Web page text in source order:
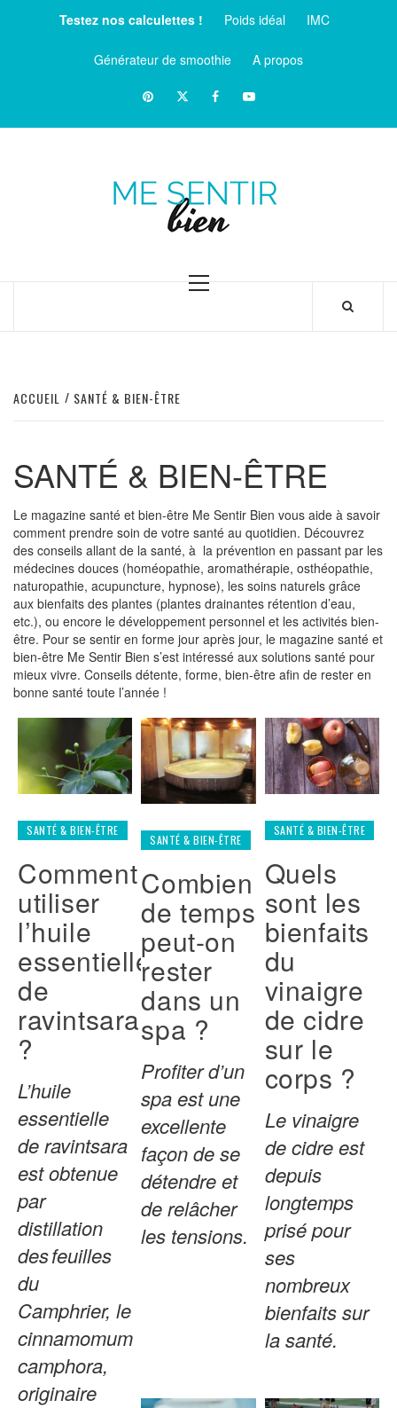
Testez nos calculettes ! Poids idéal IMC
Générateur de smoothie
A propos
PinterestTwitterfacebookYoutube
Menu
ACCUEIL SANTÉ & BIEN-ÊTRE
SANTÉ & BIEN-ÊTRE
Le magazine santé et bien-être Me Sentir Bien vous aide à savoir
comment prendre soin de votre santé au quotidien. Découvrez
des conseils allant de la santé, à la prévention en passant par les
médecines douces (homéopathie, aromathérapie, osthéopathie,
naturopathie, acupuncture, hypnose), les soins naturels grâce
aux bienfaits des plantes (plantes drainantes rétention d’eau,
etc.), ou encore le développement personnel et les activités bien-
être. Pour se sentir en forme jour après jour, le magazine santé et
bien-être Me Sentir Bien s’est intéressé aux solutions santé pour
mieux vivre. Conseils détente, forme, bien-être afin de rester en
bonne santé toute l’année !
SANTÉ & BIEN-ÊTRE
Comment
utiliser
l’huile
essentielle
de
ravintsara
?
L’huile
essentielle
de ravintsara
est obtenue
par
distillation
des feuilles
du
Camphrier, le
cinnamomum
camphora,
originaire
SANTÉ & BIEN-ÊTRE
Combien
de temps
peut-on
rester
dans un
spa ?
Profiter d’un
spa est une
excellente
façon de se
détendre et
de relâcher
les tensions.
SANTÉ & BIEN-ÊTRE
Quels
sont les
bienfaits
du
vinaigre
de cidre
sur le
corps ?
Le vinaigre
de cidre est
depuis
longtemps
prisé pour
ses
nombreux
bienfaits sur
la santé.